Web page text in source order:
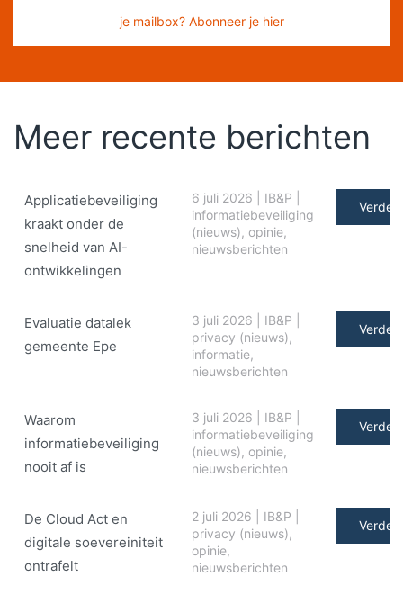
je mailbox? Abonneer je hier
Meer recente berichten
Applicatiebeveiliging
kraakt onder de
snelheid van AI-
ontwikkelingen
6 juli 2026 IB&P
informatiebeveiliging
(nieuws), opinie,
nieuwsberichten
Verder
Evaluatie datalek
gemeente Epe
3 juli 2026 IB&P
privacy (nieuws),
informatie,
nieuwsberichten
Verder
Waarom
informatiebeveiliging
nooit af is
3 juli 2026 IB&P
informatiebeveiliging
(nieuws), opinie,
nieuwsberichten
Verder
De Cloud Act en
digitale soe­ve­rei­ni­teit
ontrafelt
2 juli 2026 IB&P
privacy (nieuws),
opinie,
nieuwsberichten
Verder